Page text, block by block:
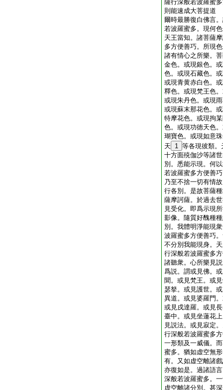
薩行深般若波羅蜜
則能速成大菩提道
爾時最勝復白佛言
若波羅蜜多。現何
天王當知。諸菩薩
多方便善巧。所現
諸有情心之所樂。
金色。或現銀色。
色。或現石藏色。
或現青黄赤白色。
釋色。或現梵王色
或現朱丹色。或現
或現蘇末那花色。
特摩花色。或現拘
色。或現功徳天色
瑚寶色。或現如意
天
1 等各現彼類。
十方面殑伽沙等諸
別。悉能示現。何
若波羅蜜多方便善
乃至不捨一切有情
行各別。是故菩薩
薩摩訶薩。於過去
見受化。即爲示現
影像。隨質好醜種
別。我體明淨能現
波羅蜜多方便善巧
不分別我能現身。
行深般若波羅蜜多
諸聽衆。心所樂見
爲説。謂或見佛。
聞。或見梵王。或
瑟拏。或見護世。
異道。或見婆羅門
或見戌達羅。或見
臺中。或見坐蓮花
見説法。或見寂定
行深般若波羅蜜多
一形類及一威儀。
蜜多。猶如虚空無
有。又如虚空離諸
亦復如是。過諸語
深般若波羅蜜多。
虚空離諸分別。甚